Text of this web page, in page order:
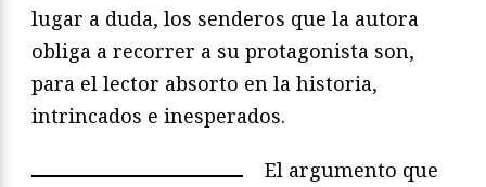
lugar a duda, los senderos que la autora
obliga a recorrer a su protagonista son,
para el lector absorto en la historia,
intrincados e inesperados.
El argumento que